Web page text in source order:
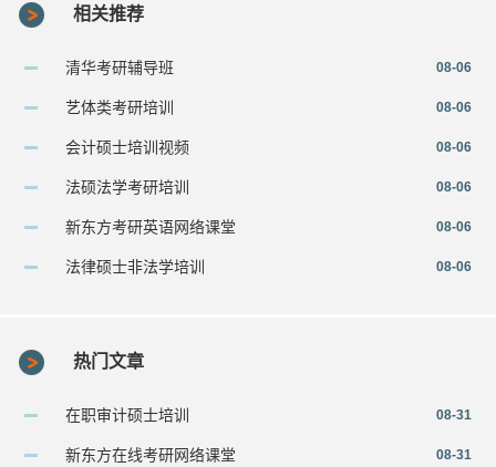
相关推荐
清华考研辅导班 08-06
艺体类考研培训 08-06
会计硕士培训视频 08-06
法硕法学考研培训 08-06
新东方考研英语网络课堂 08-06
法律硕士非法学培训 08-06
热门文章
在职审计硕士培训 08-31
新东方在线考研网络课堂 08-31